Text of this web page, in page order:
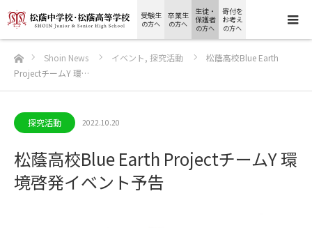
受験生
の方へ
卒業生
の方へ
生徒・
保護者
の方へ
寄付を
お考え
の方へ
ホームShoin News イベント, 探究活動
松蔭高校Blue Earth
ProjectチームY 環…
探究活動 2022.10.20
松蔭高校Blue Earth ProjectチームY 環
境啓発イベント予告